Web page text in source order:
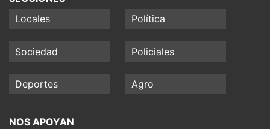
Locales
Política
Sociedad Policiales
Deportes Agro
NOS APOYAN